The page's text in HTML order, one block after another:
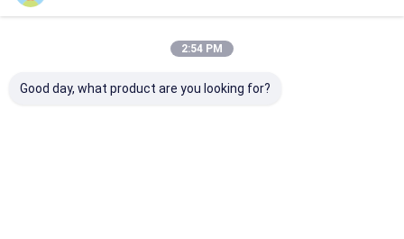
전자 와이어 장비
2:54 PM
Good day, what product are you looking for?